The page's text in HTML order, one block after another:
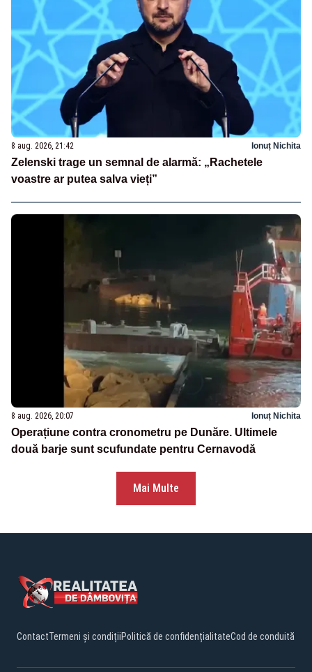
8 aug. 2026, 21:42 Ionuț Nichita
Zelenski trage un semnal de alarmă: „Rachetele
voastre ar putea salva vieți”
8 aug. 2026, 20:07 Ionuț Nichita
Operațiune contra cronometru pe Dunăre. Ultimele
două barje sunt scufundate pentru Cernavodă
Mai Multe
ContactTermeni și condițiiPolitică de confidențialitateCod de conduită